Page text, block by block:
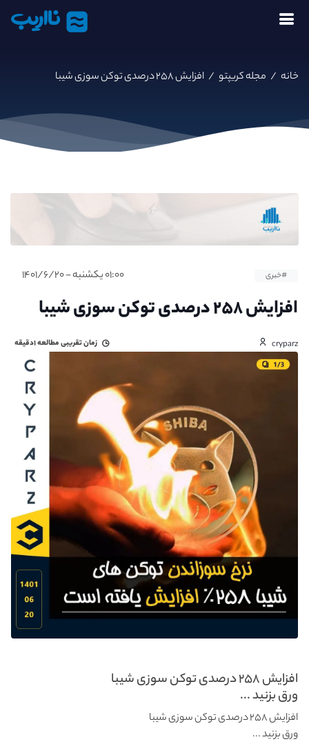
نااریب
خانه / مجله کریپتو / افزایش ۲۵۸ درصدی توکن سوزی شیبا
#خبری ۰۱:۰۰ یکشنبه - ۱۴۰۱/۶/۲۰
افزایش ۲۵۸ درصدی توکن سوزی شیبا
cryparz زمان تقریبی مطالعه۱دقیقه
افزایش ۲۵۸ درصدی توکن سوزی شیبا
ورق بزنید ...
افزایش ۲۵۸ درصدی توکن سوزی شیبا
ورق بزنید ...